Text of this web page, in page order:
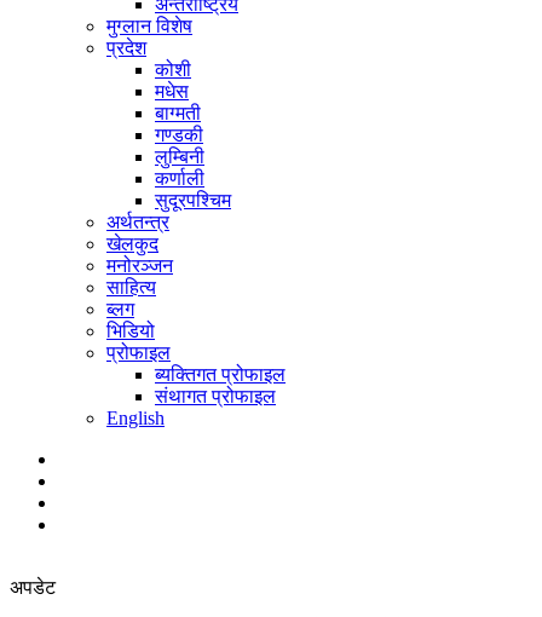
अन्तराष्ट्रिय
मुग्लान विशेष
प्रदेश
कोशी
मधेस
बाग्मती
गण्डकी
लुम्बिनी
कर्णाली
सुदूरपश्चिम
अर्थतन्त्र
खेलकुद
मनोरञ्जन
साहित्य
ब्लग
भिडियो
प्रोफाइल
ब्यक्तिगत प्रोफाइल
संथागत प्रोफाइल
English
अपडेट